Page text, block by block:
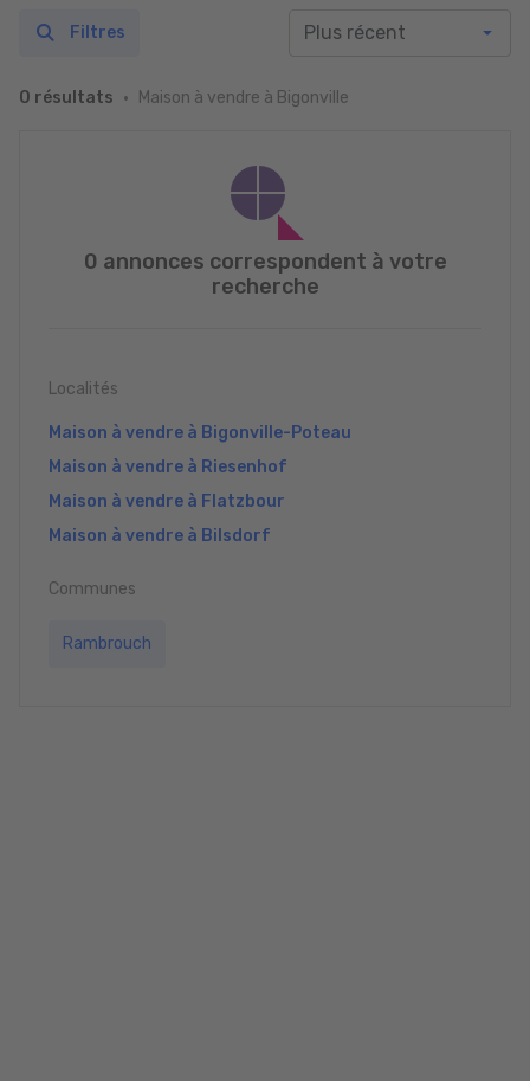
0 résultats Maison à vendre à Bigonville
Filtres
0 annonces correspondent à votre
recherche
Localités
Maison à vendre à Bigonville-Poteau
Maison à vendre à Riesenhof
Maison à vendre à Flatzbour
Maison à vendre à Bilsdorf
Communes
Rambrouch